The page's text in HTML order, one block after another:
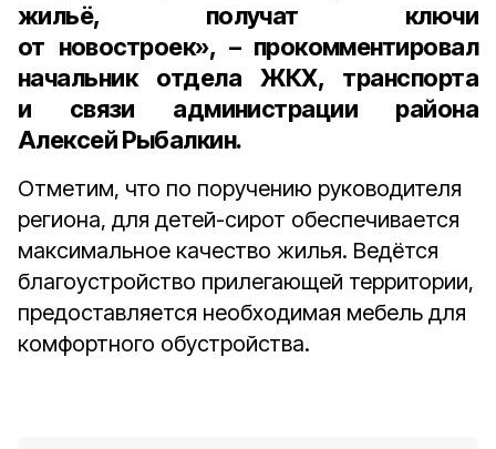
жильё, получат ключи
от новостроек», – прокомментировал
начальник отдела ЖКХ, транспорта
и связи администрации района
Алексей Рыбалкин.
Отметим, что по поручению руководителя
региона, для детей-сирот обеспечивается
максимальное качество жилья. Ведётся
благоустройство прилегающей территории,
предоставляется необходимая мебель для
комфортного обустройства.